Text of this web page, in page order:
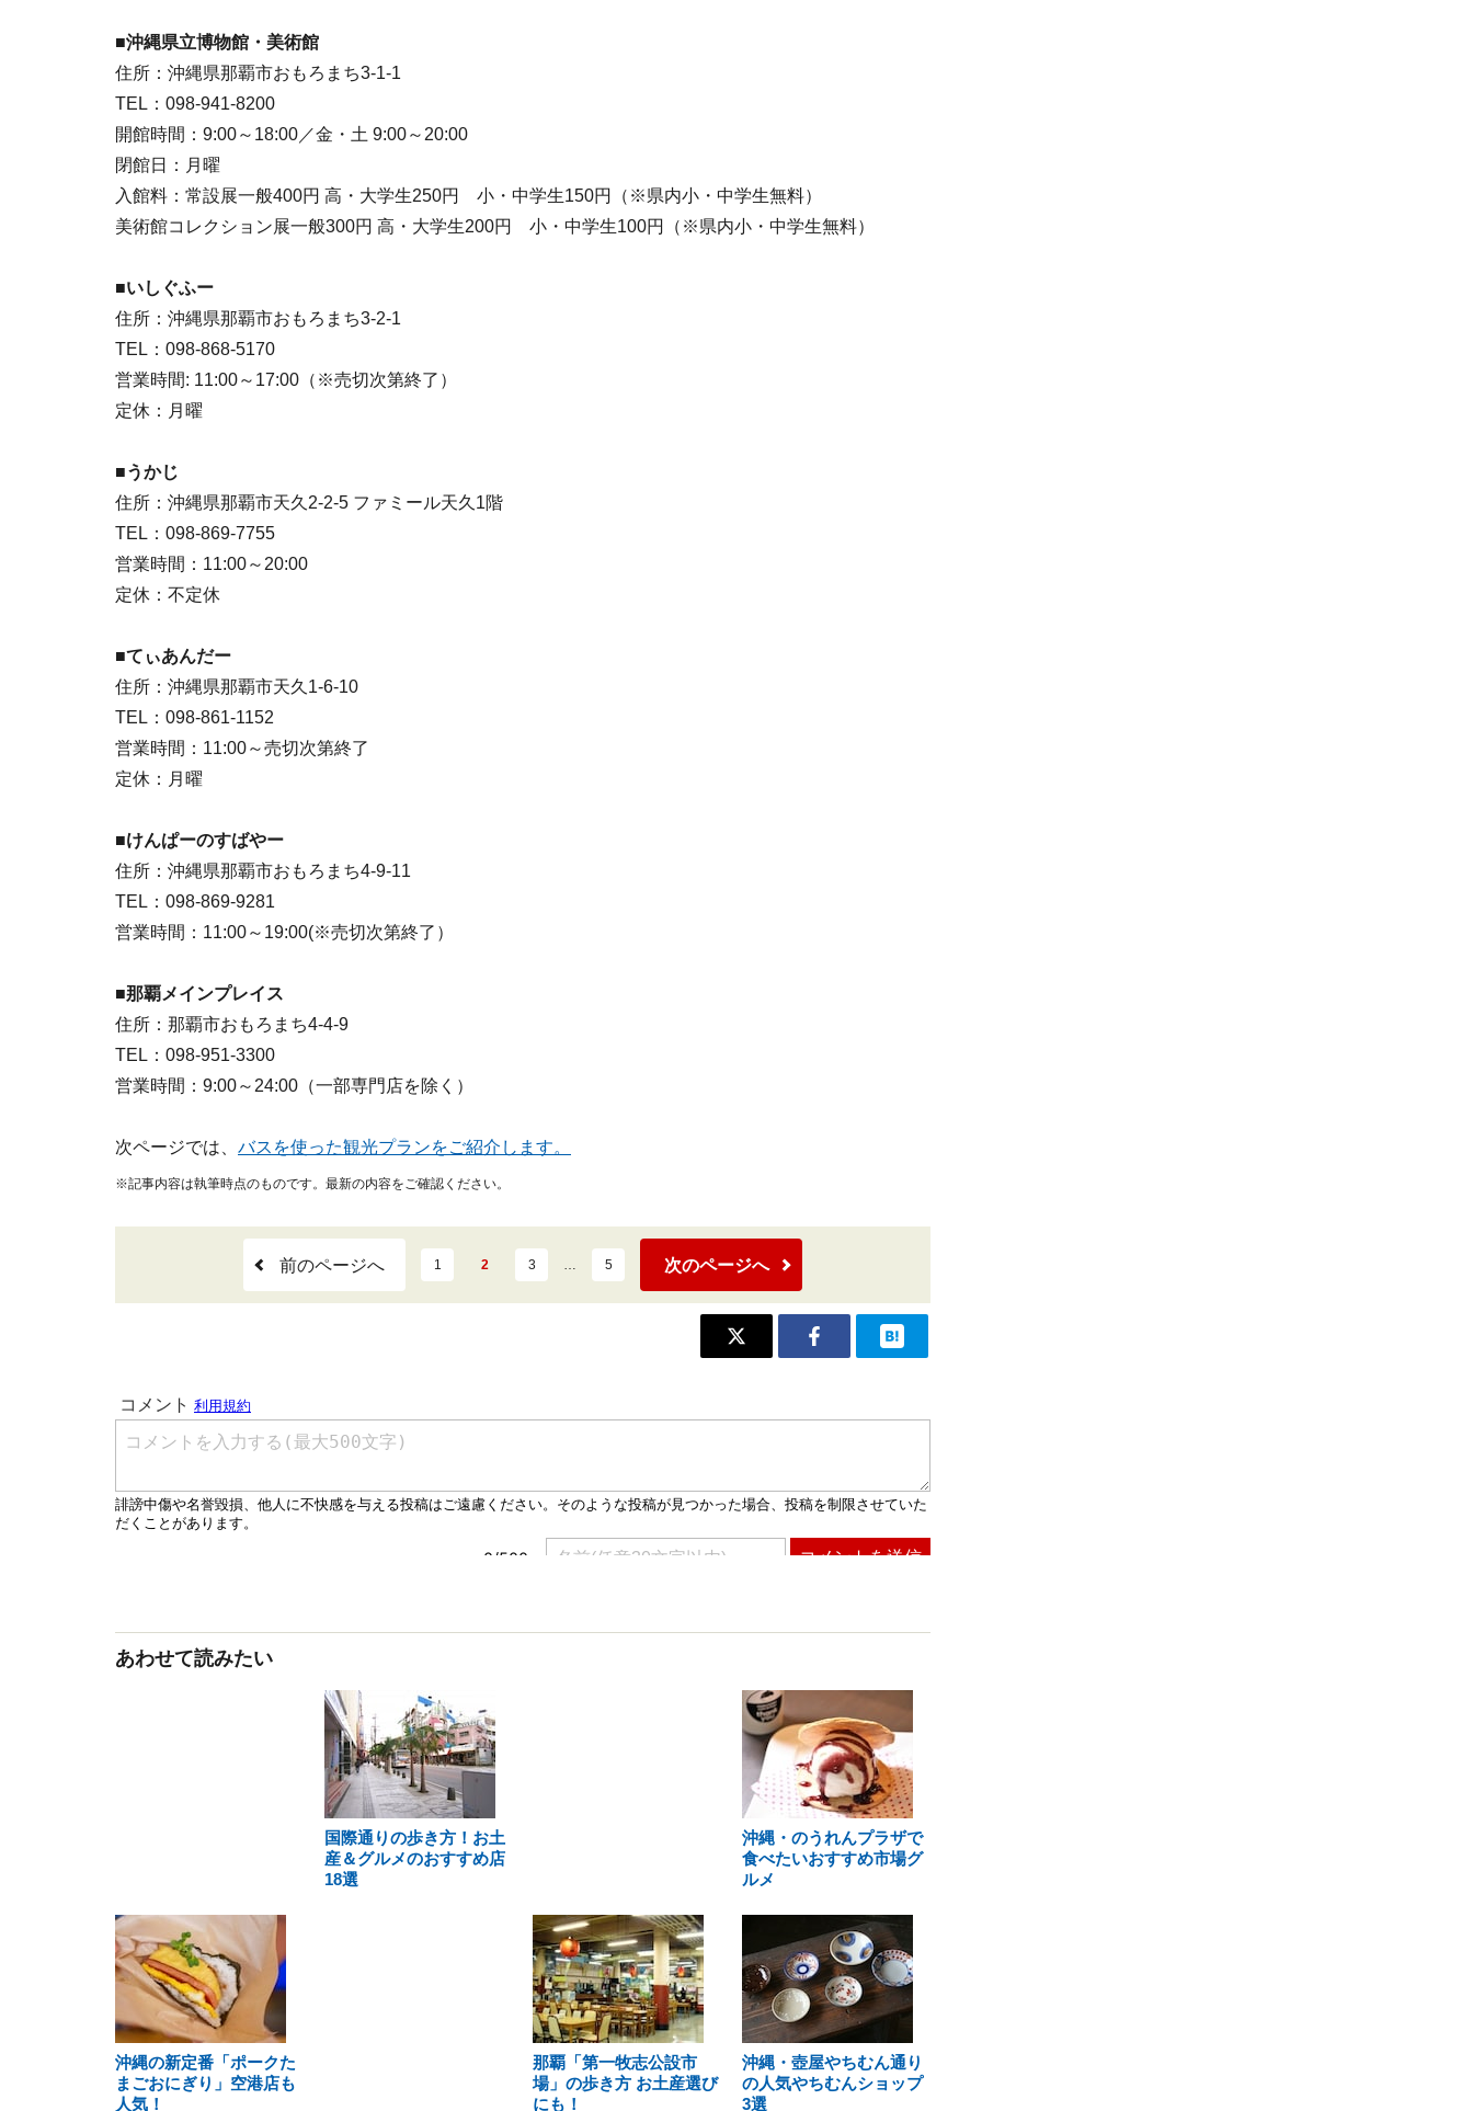
■沖縄県立博物館・美術館
住所：沖縄県那覇市おもろまち3-1-1
TEL：098-941-8200
開館時間：9:00～18:00／金・土 9:00～20:00
閉館日：月曜
入館料：常設展一般400円 高・大学生250円 小・中学生150円（※県内小・中学生無料）
美術館コレクション展一般300円 高・大学生200円 小・中学生100円（※県内小・中学生無料）
■いしぐふー
住所：沖縄県那覇市おもろまち3-2-1
TEL：098-868-5170
営業時間: 11:00～17:00（※売切次第終了）
定休：月曜
■うかじ
住所：沖縄県那覇市天久2-2-5 ファミール天久1階
TEL：098-869-7755
営業時間：11:00～20:00
定休：不定休
■てぃあんだー
住所：沖縄県那覇市天久1-6-10
TEL：098-861-1152
営業時間：11:00～売切次第終了
定休：月曜
■けんぱーのすばやー
住所：沖縄県那覇市おもろまち4-9-11
TEL：098-869-9281
営業時間：11:00～19:00(※売切次第終了）
■那覇メインプレイス
住所：那覇市おもろまち4-4-9
TEL：098-951-3300
営業時間：9:00～24:00（一部専門店を除く）
次ページでは、 バスを使った観光プランをご紹介します。
※記事内容は執筆時点のものです。最新の内容をご確認ください。
前のページへ 1 2 3 … 5 次のページへ
あわせて読みたい
国際通りの歩き方！お土
産＆グルメのおすすめ店
18選
沖縄・のうれんプラザで
食べたいおすすめ市場グ
ルメ
沖縄の新定番「ポークた
まごおにぎり」空港店も
人気！
那覇「第一牧志公設市
場」の歩き方 お土産選び
にも！
沖縄・壺屋やちむん通り
の人気やちむんショップ
3選